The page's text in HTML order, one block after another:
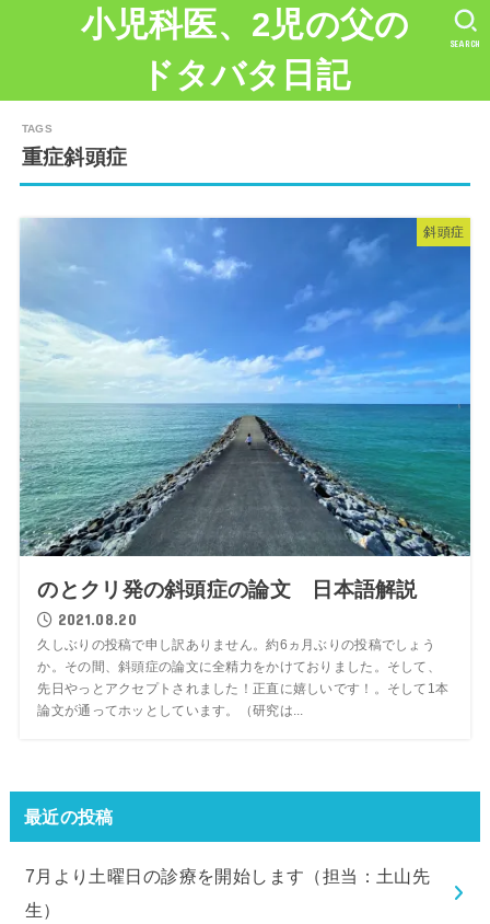
小児科医、2児の父の
ドタバタ日記
SEARCH
重症斜頭症
斜頭症
のとクリ発の斜頭症の論文 日本語解説
2021.08.20
久しぶりの投稿で申し訳ありません。約6ヵ月ぶりの投稿でしょう
か。その間、斜頭症の論文に全精力をかけておりました。そして、
先日やっとアクセプトされました！正直に嬉しいです！。そして1本
論文が通ってホッとしています。（研究は...
最近の投稿
7月より土曜日の診療を開始します（担当：土山先
生）